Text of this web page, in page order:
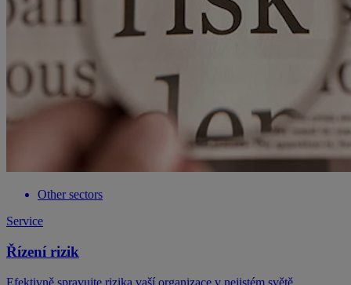
Other sectors
Service
Řízení rizik
Efektivně spravujte rizika vaší organizace v nejistém světě